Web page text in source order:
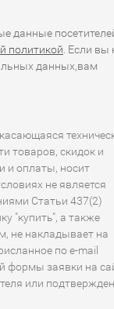
данные
политикой . Если вы
данных,вам
товаров, скидок и
и оплаты, носит
не является
Статьи 437(2)
"купить", а также
не накладывает на
по e-mail
формы заявки на
или